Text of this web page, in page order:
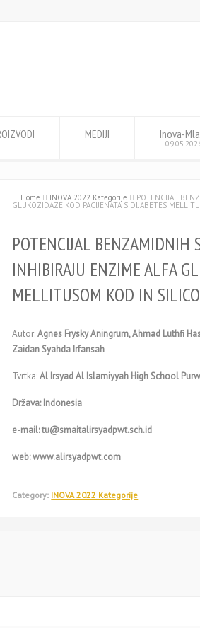
MEDIJI Inova-
Home INOVA 2022 Kategorije POTENCIJAL
GLUKOZIDAZE KOD PACIJENATA S DIJABETES
POTENCIJAL BENZAMIDNIH
INHIBIRAJU ENZIME ALFA
MELLITUSOM KOD IN
Autor:Agnes Frysky Aningrum, Ahmad Luthfi
Zaidan Syahda Irfansah
Tvrtka:Al Irsyad Al Islamiyyah High School
Država:Indonesia
e-mail:tu@smaitalirsyadpwt.sch.id
web:www.alirsyadpwt.com
Category: INOVA 2022 Kategorije